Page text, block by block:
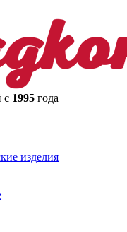
с 1995 года
изделия